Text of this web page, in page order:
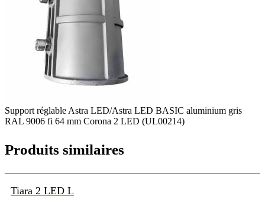
Support réglable Astra LED/Astra LED BASIC aluminium gris
RAL 9006 fi 64 mm Corona 2 LED (UL00214)
Produits similaires
Tiara 2 LED L